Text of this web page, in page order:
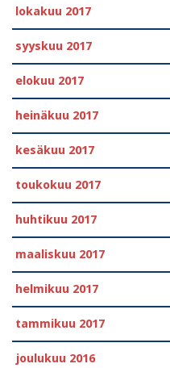
lokakuu 2017
syyskuu 2017
elokuu 2017
heinäkuu 2017
kesäkuu 2017
toukokuu 2017
huhtikuu 2017
maaliskuu 2017
helmikuu 2017
tammikuu 2017
joulukuu 2016